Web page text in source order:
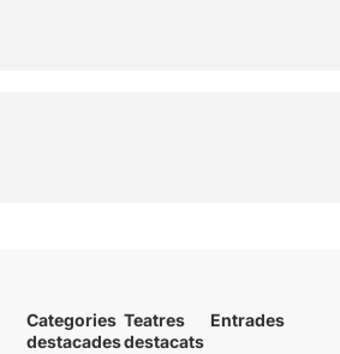
Categories
destacades
Teatres
destacats
Entrades